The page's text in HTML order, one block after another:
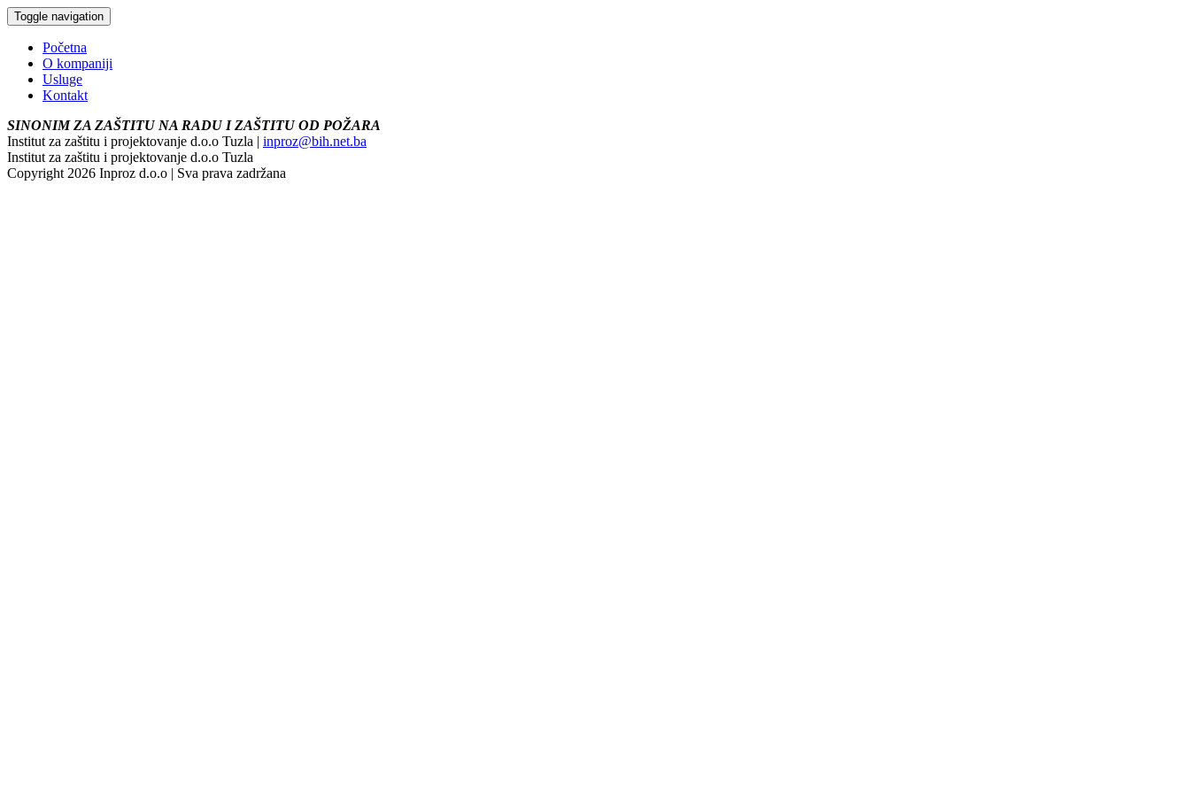
Toggle navigation
Početna
O kompaniji
Usluge
Kontakt
SINONIM ZA ZAŠTITU NA RADU I ZAŠTITU OD POŽARA
Institut za zaštitu i projektovanje d.o.o Tuzla | inproz@bih.net.ba
Institut za zaštitu i projektovanje d.o.o Tuzla
Copyright 2026 Inproz d.o.o | Sva prava zadržana